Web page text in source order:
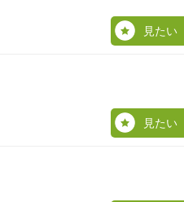
見たい
見たい